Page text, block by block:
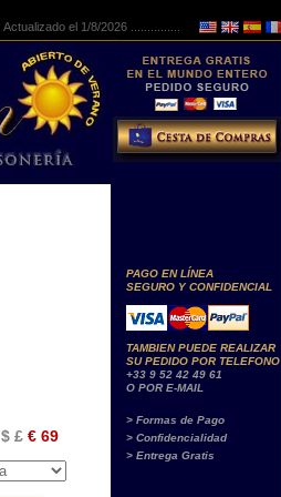
Actualizado el 1/8/2026 ...............
$ £ € 69
PAGO EN LÍNEA
SEGURO Y CONFIDENCIAL
TAMBIEN PUEDE REALIZAR
SU PEDIDO POR TELEFONO
+33 9 52 42 49 61
O POR E-MAIL
> Formas de Pago
> Confidencialidad
> Entrega Gratis